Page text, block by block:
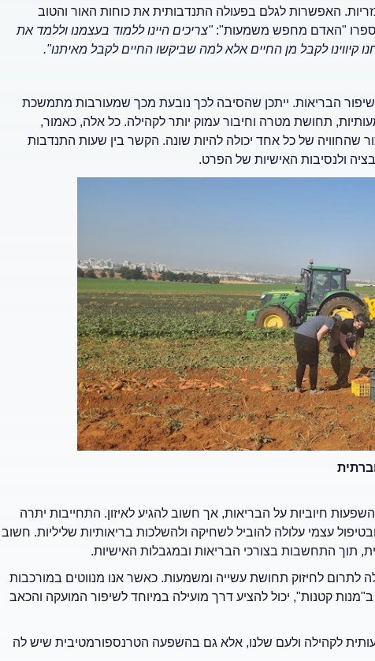
האפשרות לגלם בפעולה התנדבותית את כוחות האור והטוב
בספרו "האדם מחפש משמעות":"צריכים היינו ללמוד בעצמנו וללמד את
לקבל מן החיים אלא למה שביקשו החיים לקבל מאיתנו".
הבריאות. ייתכן שהסיבה לכך נובעת מכך שמעורבות מתמשכת
תחושת מטרה וחיבור עמוק יותר לקהילה. כל אלה, כאמור,
שהחוויה של כל אחד יכולה להיות שונה. הקשר בין שעות התנדבות
ולנסיבות האישיות של הפרט.
חיוביות על הבריאות, אך חשוב להגיע לאיזון. התחייבות יתרה
עצמי עלולה להוביל לשחיקה ולהשלכות בריאותיות שליליות. חשוב
התחשבות בצורכי הבריאות ובמגבלות האישיות.
לתרום לחיזוק תחושת עשייה ומשמעות. כאשר אנו מנווטים במורכבות
קטנות", יכול להציע דרך מועילה במיוחד לשיפור המועקה והכאב
לקהילה ולעם שלנו, אלא גם בהשפעה הטרנספורמטיבית שיש לה